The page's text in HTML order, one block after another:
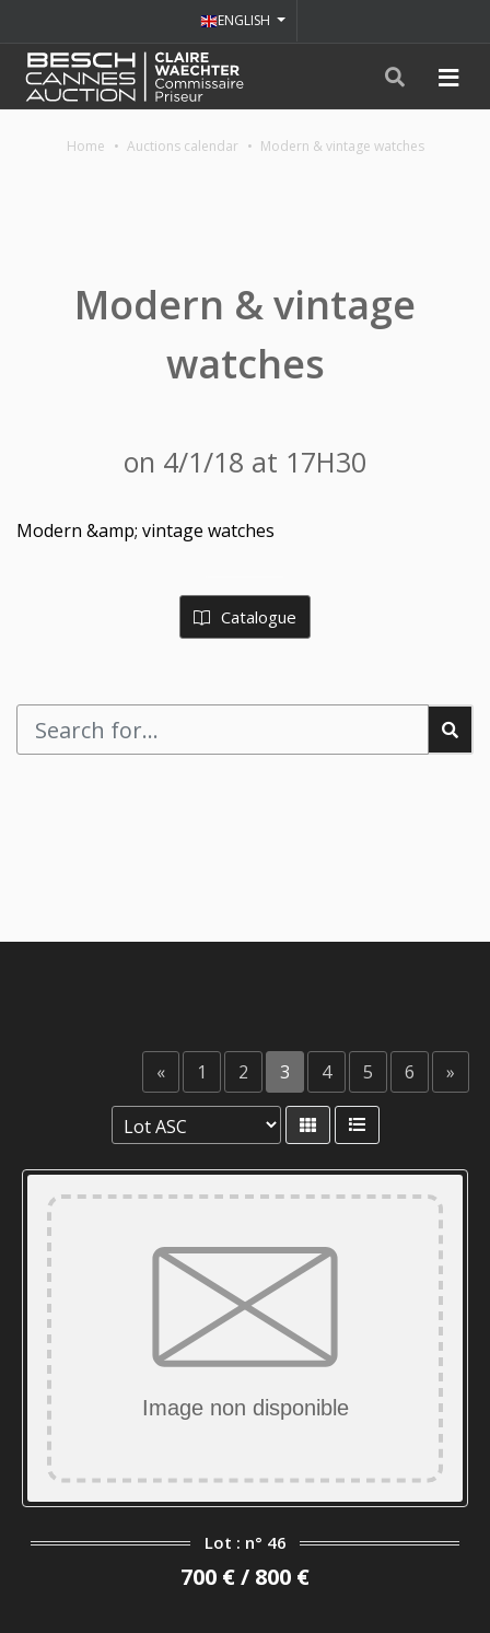
ENGLISH
Home Auctions calendar Modern & vintage watches
Modern & vintage
watches
on 4/1/18 at 17H30
Modern &amp; vintage watches
Catalogue
« 1 2 3 4 5 6 »
Lot : n° 46
700 € / 800 €